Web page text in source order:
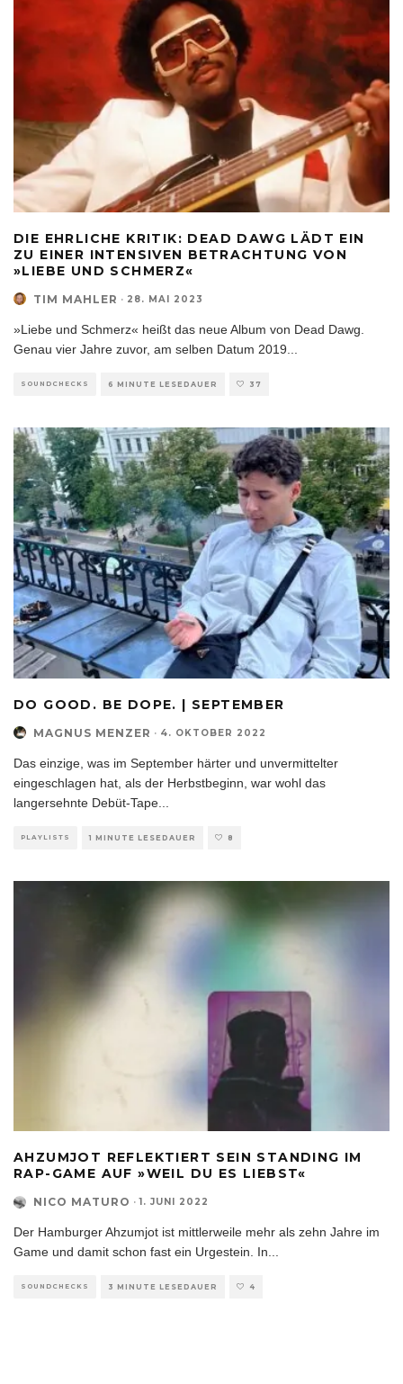
DIE EHRLICHE KRITIK: DEAD DAWG LÄDT EIN
ZU EINER INTENSIVEN BETRACHTUNG VON
»LIEBE UND SCHMERZ«
TIM MAHLER · 28. MAI 2023
»Liebe und Schmerz« heißt das neue Album von Dead Dawg.
Genau vier Jahre zuvor, am selben Datum 2019
SOUNDCHECKS 6 MINUTE LESEDAUER 37
DO GOOD. BE DOPE. | SEPTEMBER
MAGNUS MENZER · 4. OKTOBER 2022
Das einzige, was im September härter und unvermittelter
eingeschlagen hat, als der Herbstbeginn, war wohl das
langersehnte Debüt-Tape
PLAYLISTS 1 MINUTE LESEDAUER 8
AHZUMJOT REFLEKTIERT SEIN STANDING IM
RAP-GAME AUF »WEIL DU ES LIEBST«
NICO MATURO · 1. JUNI 2022
Der Hamburger Ahzumjot ist mittlerweile mehr als zehn Jahre im
Game und damit schon fast ein Urgestein. In...
SOUNDCHECKS 3 MINUTE LESEDAUER 4